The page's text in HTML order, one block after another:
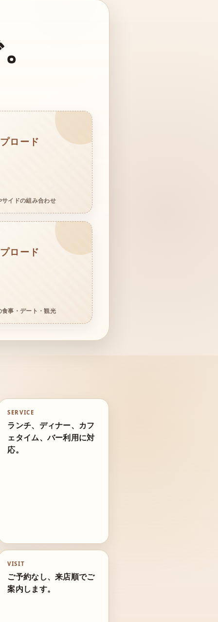
ロード
イドの組み合わせ
ロード
事・デート・観光
SERVICE
ランチ、ディナー、カフ
ェタイム、バー利用に対
応。
VISIT
ご予約なし、来店順でご
案内します。